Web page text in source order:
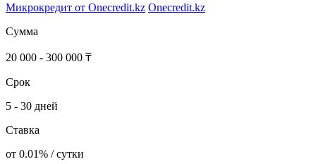
Микрокредит от Onecredit.kz Onecredit.kz
Сумма
20 000 - 300 000 ₸
Срок
5 - 30 дней
Ставка
от 0.01% / сутки